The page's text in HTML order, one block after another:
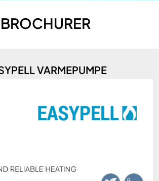
BROCHURER
VARMEPUMPE